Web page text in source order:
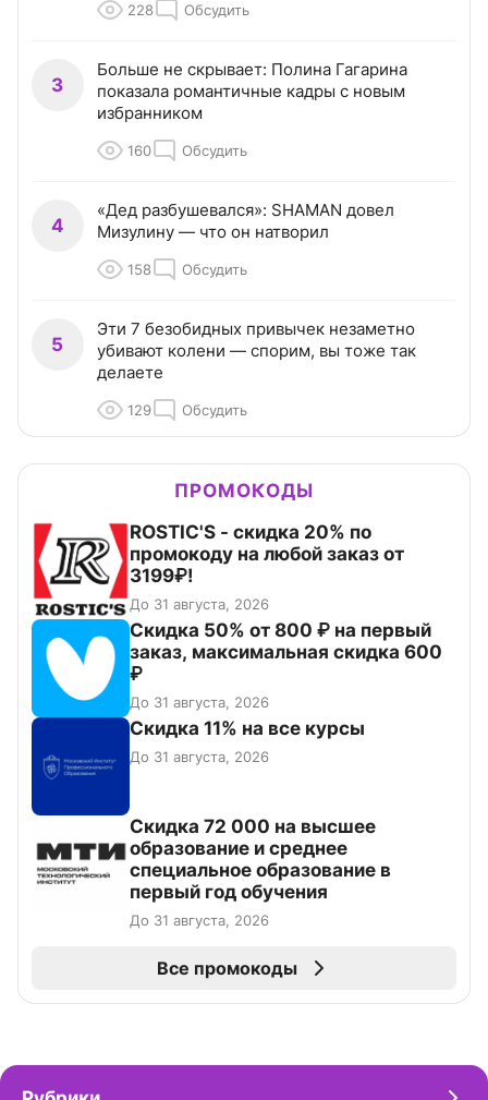
228 Обсудить
3
Больше не скрывает: Полина Гагарина
показала романтичные кадры с новым
избранником
160 Обсудить
4
«Дед разбушевался»: SHAMAN довел
Мизулину — что он натворил
158 Обсудить
5
Эти 7 безобидных привычек незаметно
убивают колени — спорим, вы тоже так
делаете
129 Обсудить
ПРОМОКОДЫ
ROSTIC'S - скидка 20% по
промокоду на любой заказ от
3199₽!
До 31 августа, 2026
Скидка 50% от 800 ₽ на первый
заказ, максимальная скидка 600
₽
До 31 августа, 2026
Скидка 11% на все курсы
До 31 августа, 2026
Скидка 72 000 на высшее
образование и среднее
специальное образование в
первый год обучения
До 31 августа, 2026
Все промокоды